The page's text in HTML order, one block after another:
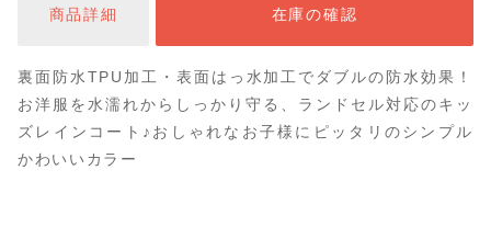
商品詳細 在庫の確認
裏面防水TPU加工・表面はっ水加工でダブルの防水効果！
お洋服を水濡れからしっかり守る、ランドセル対応のキッ
ズレインコート♪おしゃれなお子様にピッタリのシンプル
かわいいカラー